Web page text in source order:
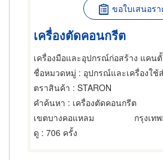
ขอใบเสนอร
เครื่องตัดคอนกรีต
เครื่องมือและอุปกรณ์ก่อสร้าง แคน
ชื่อหมวดหมู่ : อุปกรณ์และเครื่องใช้สำหรับผู้รับเหมาก่อสร้าง,เครื่อง
ตราสินค้า : STARON
คำค้นหา : เครื่องตัดคอนกรีต
เขตบางคอแหลม
กรุงเท
ดู : 706 ครั้ง